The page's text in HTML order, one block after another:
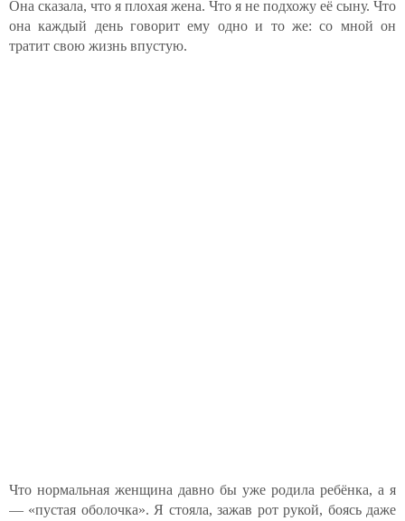
Она сказала, что я плохая жена. Что я не подхожу её сыну. Что
она каждый день говорит ему одно и то же: со мной он
тратит свою жизнь впустую.
Что нормальная женщина давно бы уже родила ребёнка, а я
— «пустая оболочка». Я стояла, зажав рот рукой, боясь даже